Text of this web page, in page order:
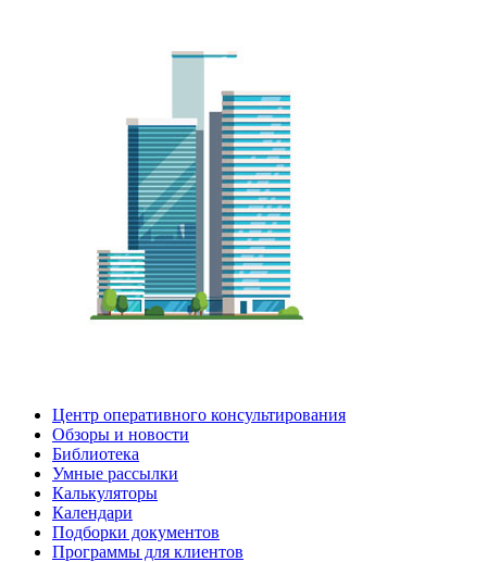
Центр оперативного консультирования
Обзоры и новости
Библиотека
Умные рассылки
Калькуляторы
Календари
Подборки документов
Программы для клиентов